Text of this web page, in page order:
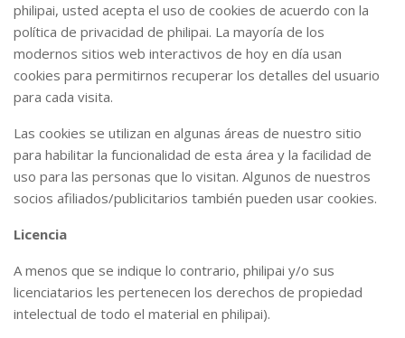
philipai, usted acepta el uso de cookies de acuerdo con la
política de privacidad de philipai. La mayoría de los
modernos sitios web interactivos de hoy en día usan
cookies para permitirnos recuperar los detalles del usuario
para cada visita.
Las cookies se utilizan en algunas áreas de nuestro sitio
para habilitar la funcionalidad de esta área y la facilidad de
uso para las personas que lo visitan. Algunos de nuestros
socios afiliados/publicitarios también pueden usar cookies.
Licencia
A menos que se indique lo contrario, philipai y/o sus
licenciatarios les pertenecen los derechos de propiedad
intelectual de todo el material en philipai).